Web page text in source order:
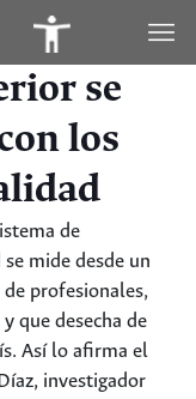
se
los
de
mide desde un
profesionales,
que desecha de
Así lo afirma el
investigador